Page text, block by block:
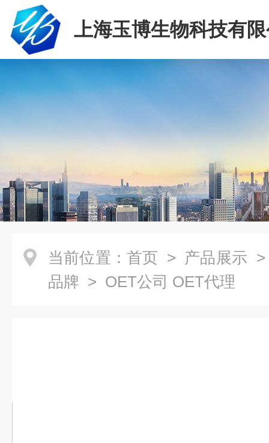
上海玉博生物科技有
当前位置： 首页 > 产品展示
品牌 > OET公司 OET代理